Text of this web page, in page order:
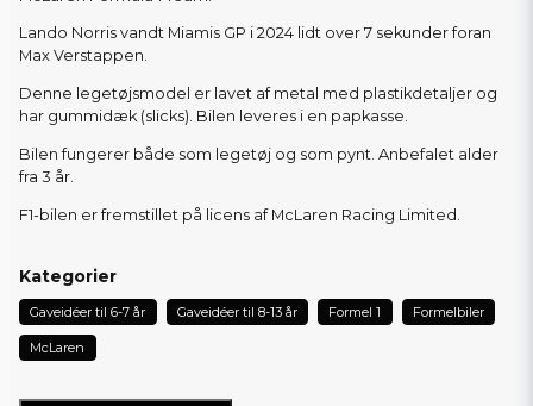
Lando Norris vandt Miamis GP i 2024 lidt over 7 sekunder foran
Max Verstappen.
Denne legetøjsmodel er lavet af metal med plastikdetaljer og
har gummidæk (slicks). Bilen leveres i en papkasse.
Bilen fungerer både som legetøj og som pynt. Anbefalet alder
fra 3 år.
F1-bilen er fremstillet på licens af McLaren Racing Limited.
Kategorier
Gaveidéer til 6-7 år Gaveidéer til 8-13 år Formel 1 Formelbiler
McLaren